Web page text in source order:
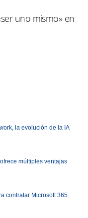
uno mismo» en
la evolución de la IA
múltiples ventajas
contratar Microsoft 365